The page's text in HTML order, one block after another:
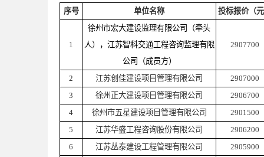
序号 单位名称 投标报价（
1
徐州市宏大建设监理有限公司（牵头
人），江苏智科交通工程咨询监理有限
公司（成员方）
2907700
2 江苏创佳建设项目管理有限公司
2907000
3
徐州正大建设项目管理有限公司
2906700
4
徐州市五星建设项目管理有限公司
2901500
5
江苏华盛工程咨询股份有限公司
2906200
6
江苏丛泰建设工程管理有限公司
2905900